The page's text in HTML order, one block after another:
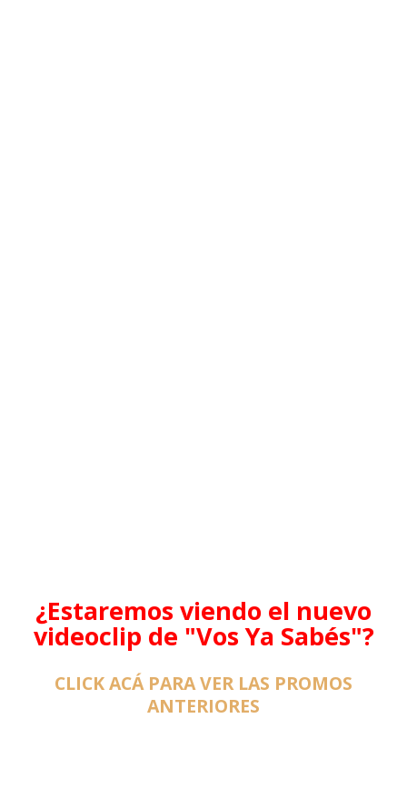
¿Estaremos viendo el nuevo
videoclip de "Vos Ya Sabés"?
CLICK ACÁ PARA VER LAS PROMOS
ANTERIORES